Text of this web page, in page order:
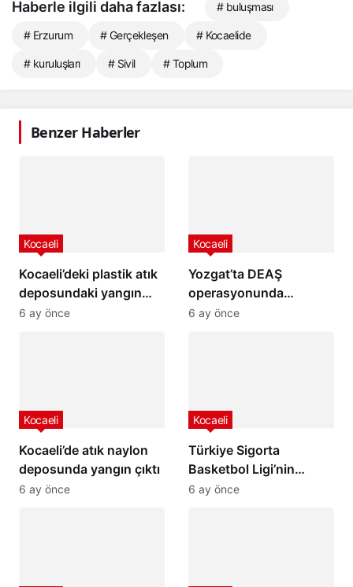
Haberle ilgili daha fazlası: # buluşması
# Erzurum # Gerçekleşen # Kocaelide
# kuruluşları # Sivil # Toplum
Benzer Haberler
Kocaeli’deki plastik atık
deposundaki yangın
kontrol altına alındı.
Kocaeli
6 ay önce
Yozgat’ta DEAŞ
operasyonunda
yakalanan şüpheli
Kocaeli
6 ay önce
Kocaeli’de atık naylon
deposunda yangın çıktı
Kocaeli
6 ay önce
Türkiye Sigorta
Basketbol Ligi’nin
Türkiye’deki Yeri
Kocaeli
6 ay önce